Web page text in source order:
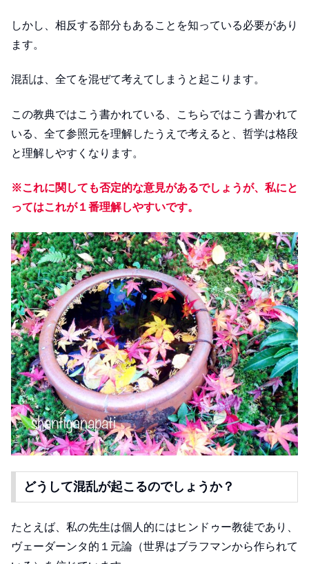
しかし、相反する部分もあることを知っている必要があり
ます。
混乱は、全てを混ぜて考えてしまうと起こります。
この教典ではこう書かれている、こちらではこう書かれて
いる、全て参照元を理解したうえで考えると、哲学は格段
と理解しやすくなります。
※これに関しても否定的な意見があるでしょうが、私にと
ってはこれが１番理解しやすいです。
どうして混乱が起こるのでしょうか？
たとえば、私の先生は個人的にはヒンドゥー教徒であり、
ヴェーダーンタ的１元論（世界はブラフマンから作られて